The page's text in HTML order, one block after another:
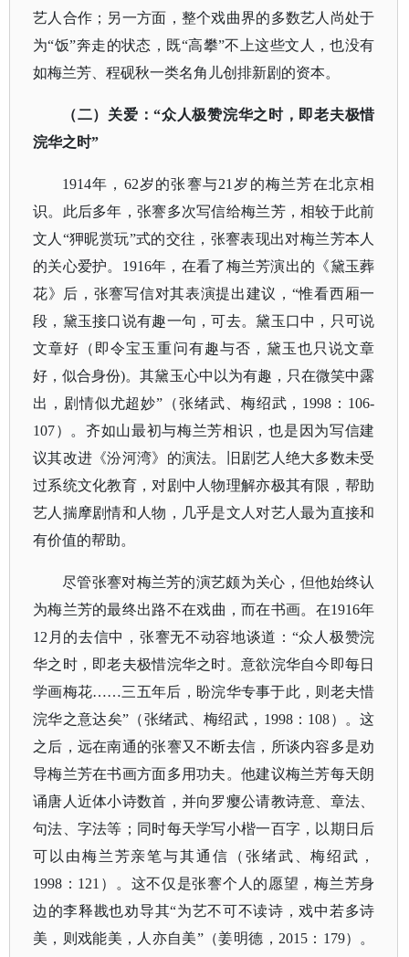
艺人合作；另一方面，整个戏曲界的多数艺人尚处于
为“饭”奔走的状态，既“高攀”不上这些文人，也没有
如梅兰芳、程砚秋一类名角儿创排新剧的资本。
（二）关爱：“众人极赞浣华之时，即老夫极惜
浣华之时”
1914年，62岁的张謇与21岁的梅兰芳在北京相
识。此后多年，张謇多次写信给梅兰芳，相较于此前
文人“狎昵赏玩”式的交往，张謇表现出对梅兰芳本人
的关心爱护。1916年，在看了梅兰芳演出的《黛玉葬
花》后，张謇写信对其表演提出建议，“惟看西厢一
段，黛玉接口说有趣一句，可去。黛玉口中，只可说
文章好（即令宝玉重问有趣与否，黛玉也只说文章
好，似合身份)。其黛玉心中以为有趣，只在微笑中露
出，剧情似尤超妙”（张绪武、梅绍武，1998：106-
107）。齐如山最初与梅兰芳相识，也是因为写信建
议其改进《汾河湾》的演法。旧剧艺人绝大多数未受
过系统文化教育，对剧中人物理解亦极其有限，帮助
艺人揣摩剧情和人物，几乎是文人对艺人最为直接和
有价值的帮助。
尽管张謇对梅兰芳的演艺颇为关心，但他始终认
为梅兰芳的最终出路不在戏曲，而在书画。在1916年
12月的去信中，张謇无不动容地谈道：“众人极赞浣
华之时，即老夫极惜浣华之时。意欲浣华自今即每日
学画梅花……三五年后，盼浣华专事于此，则老夫惜
浣华之意达矣”（张绪武、梅绍武，1998：108）。这
之后，远在南通的张謇又不断去信，所谈内容多是劝
导梅兰芳在书画方面多用功夫。他建议梅兰芳每天朗
诵唐人近体小诗数首，并向罗瘿公请教诗意、章法、
句法、字法等；同时每天学写小楷一百字，以期日后
可以由梅兰芳亲笔与其通信（张绪武、梅绍武，
1998：121）。这不仅是张謇个人的愿望，梅兰芳身
边的李释戡也劝导其“为艺不可不读诗，戏中若多诗
美，则戏能美，人亦自美”（姜明德，2015：179）。